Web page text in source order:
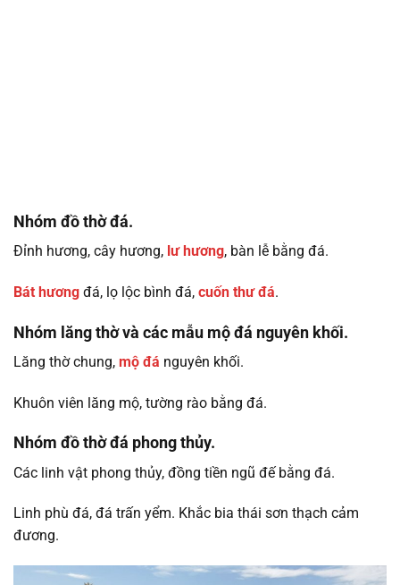
Nhóm đồ thờ đá.
Đỉnh hương, cây hương, lư hương, bàn lễ bằng đá.
Bát hương đá, lọ lộc bình đá, cuốn thư đá.
Nhóm lăng thờ và các mẫu mộ đá nguyên khối.
Lăng thờ chung, mộ đá nguyên khối.
Khuôn viên lăng mộ, tường rào bằng đá.
Nhóm đồ thờ đá phong thủy.
Các linh vật phong thủy, đồng tiền ngũ đế bằng đá.
Linh phù đá, đá trấn yểm. Khắc bia thái sơn thạch cảm
đương.